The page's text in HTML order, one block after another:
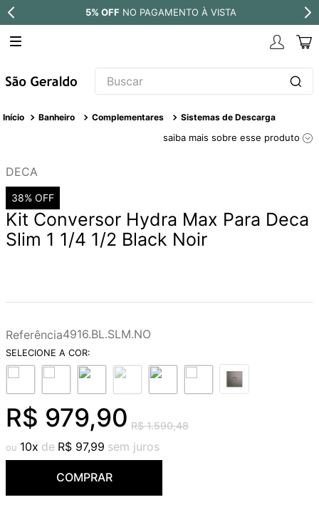
5% OFF NO PAGAMENTO À VISTA
Buscar
Banheiro Complementares Sistemas de Descarga
saiba mais sobre esse produto
DECA
38% OFF
Kit Conversor Hydra Max Para Deca
Slim 1 1/4 1/2 Black Noir
Referência4916.BL.SLM.NO
R$ 979,90 R$ 1.590,48
10 R$ 97,99
COMPRAR
TERMOS MAIS BUSCADOS
4º
torneira
5
perola
8º
red gold
9º
deca you
10º cobre escovado